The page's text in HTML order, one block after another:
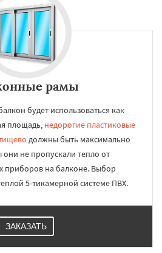
рамы
будет использоваться как
площадь, недорогие пластиковые
должны быть максимально
не пропускали тепло от
приборов на балконе. Выбор
5-тикамерной системе ПВХ.
ЗАКАЗАТЬ